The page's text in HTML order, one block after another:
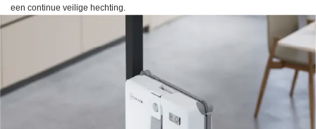
een continue veilige hechting.